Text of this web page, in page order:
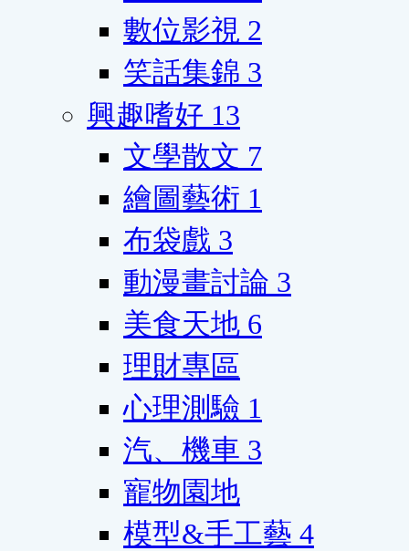
數位影視 2
笑話集錦 3
興趣嗜好 13
文學散文 7
繪圖藝術 1
布袋戲 3
動漫畫討論 3
美食天地 6
理財專區
心理測驗 1
汽、機車 3
寵物園地
模型&手工藝 4